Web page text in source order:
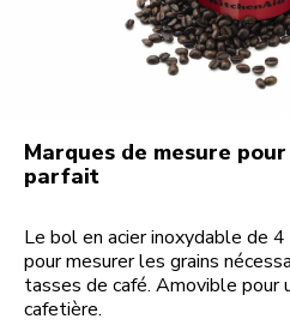
Marques de mesure
parfait
Le bol en acier inoxydable de
pour mesurer les grains
tasses de café. Amovible pour
cafetière.